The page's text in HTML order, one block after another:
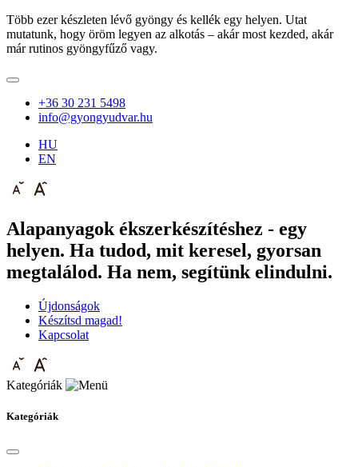
Több ezer készleten lévő gyöngy és kellék egy helyen. Utat
mutatunk, hogy öröm legyen az alkotás – akár most kezded, akár
már rutinos gyöngyfűző vagy.
+36 30 231 5498
info@gyongyudvar.hu
HU
EN
Alapanyagok ékszerkészítéshez - egy
helyen. Ha tudod, mit keresel, gyorsan
megtalálod. Ha nem, segítünk elindulni.
Újdonságok
Készítsd magad!
Kapcsolat
Kategóriák
Kategóriák